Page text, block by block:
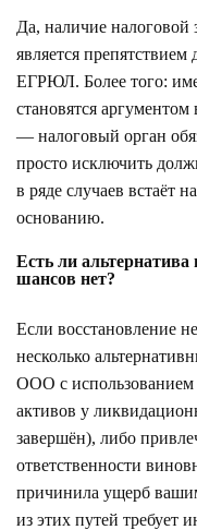
Да, наличие налоговой
является
ЕГРЮЛ. Более того:
становятся
— налоговый орган
просто исключить
в ряде случаев встаёт
основанию.
Есть ли
шансов нет?
Если восстановление
несколько
ООО с использованием
активов у
завершён), либо
ответственности
причинила ущерб
из этих путей требует